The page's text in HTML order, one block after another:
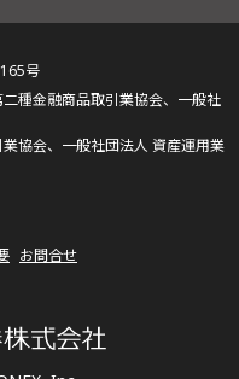
号
種金融商品取引業協会、一般社
協会、一般社団法人 資産運用業
お問合せ